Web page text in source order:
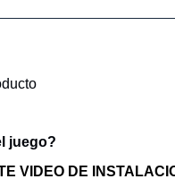
juego?
VIDEO DE